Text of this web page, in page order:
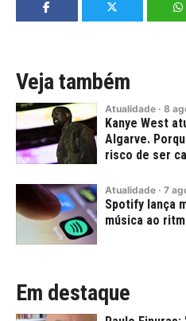
Veja também
Atualidade · 8
Kanye West
Algarve.
risco de ser
Atualidade · 7
Spotify lança
música ao
Em destaque